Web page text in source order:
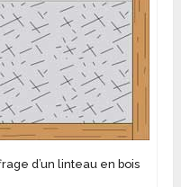
d’un linteau en bois